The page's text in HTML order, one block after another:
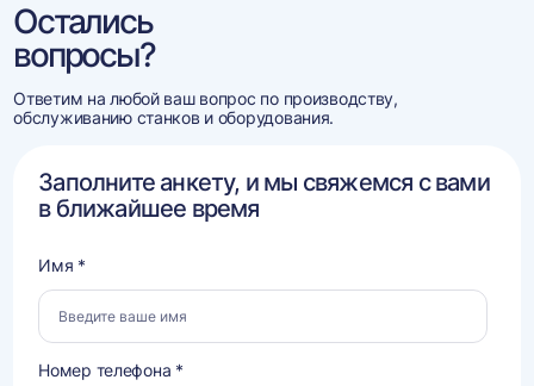
Остались
вопросы?
Ответим на любой ваш вопрос по производству,
обслуживанию станков и оборудования.
Заполните анкету, и мы свяжемся с вами
в ближайшее время
Имя *
Номер телефона *